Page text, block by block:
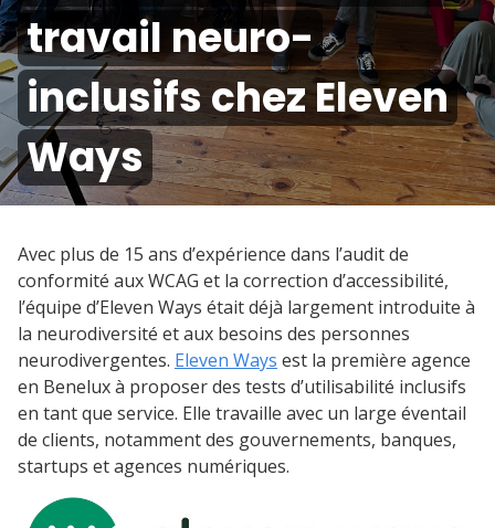
travail neuro-
inclusifs chez Eleven
Ways
Avec plus de 15 ans d’expérience dans l’audit de
conformité aux WCAG et la correction d’accessibilité,
l’équipe d’Eleven Ways était déjà largement introduite à
la neurodiversité et aux besoins des personnes
neurodivergentes. Eleven Ways est la première agence
en Benelux à proposer des tests d’utilisabilité inclusifs
en tant que service. Elle travaille avec un large éventail
de clients, notamment des gouvernements, banques,
startups et agences numériques.